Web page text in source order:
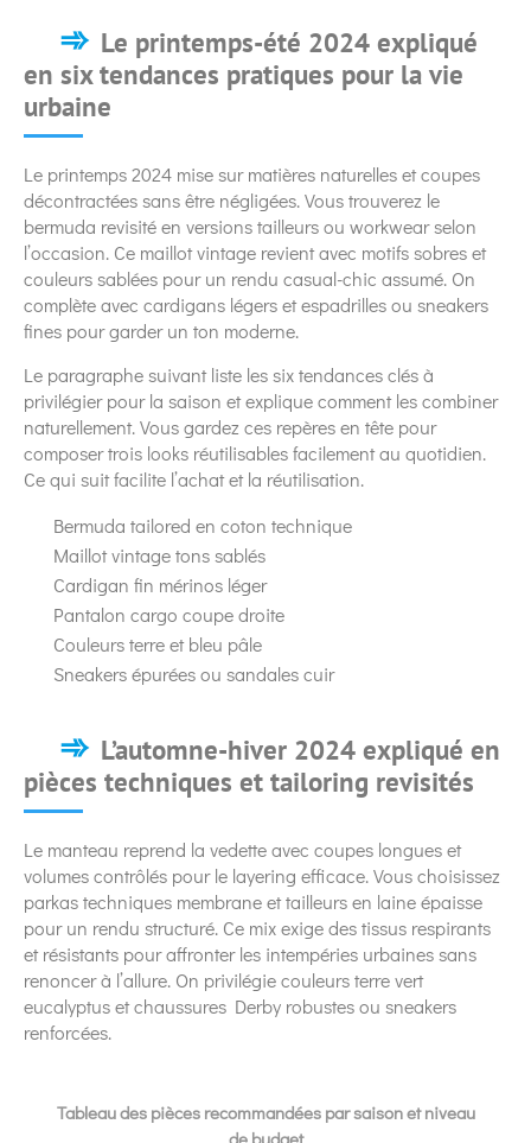
Le printemps-été 2024 expliqué
en six tendances pratiques pour la vie
urbaine
Le printemps 2024 mise sur matières naturelles et coupes
décontractées sans être négligées. Vous trouverez le
bermuda revisité en versions tailleurs ou workwear selon
l’occasion. Ce maillot vintage revient avec motifs sobres et
couleurs sablées pour un rendu casual-chic assumé. On
complète avec cardigans légers et espadrilles ou sneakers
fines pour garder un ton moderne.
Le paragraphe suivant liste les six tendances clés à
privilégier pour la saison et explique comment les combiner
naturellement. Vous gardez ces repères en tête pour
composer trois looks réutilisables facilement au quotidien.
Ce qui suit facilite l’achat et la réutilisation.
Bermuda tailored en coton technique
Maillot vintage tons sablés
Cardigan fin mérinos léger
Pantalon cargo coupe droite
Couleurs terre et bleu pâle
Sneakers épurées ou sandales cuir
L’automne-hiver 2024 expliqué en
pièces techniques et tailoring revisités
Le manteau reprend la vedette avec coupes longues et
volumes contrôlés pour le layering efficace. Vous choisissez
parkas techniques membrane et tailleurs en laine épaisse
pour un rendu structuré. Ce mix exige des tissus respirants
et résistants pour affronter les intempéries urbaines sans
renoncer à l’allure. On privilégie couleurs terre vert
eucalyptus et chaussures Derby robustes ou sneakers
renforcées.
Tableau des pièces recommandées par saison et niveau
de budget